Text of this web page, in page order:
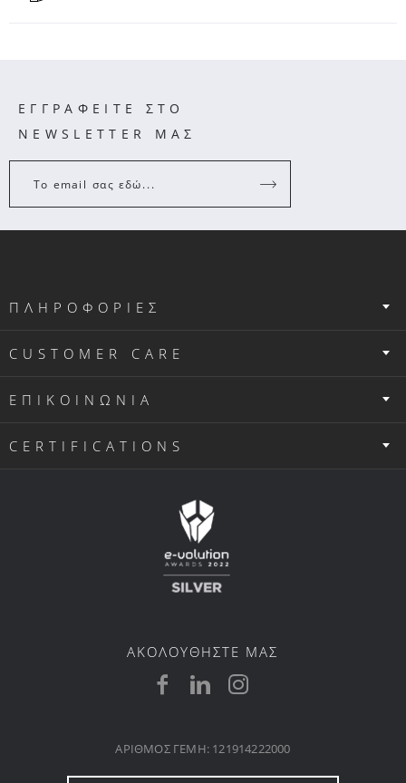
ΕΓΓΡΑΦΕΙΤΕ ΣΤΟ
NEWSLETTER ΜΑΣ
Το email σας εδώ...
ΠΛΗΡΟΦΟΡΙΕΣ
CUSTOMER CARE
ΕΠΙΚΟΙΝΩΝΙΑ
CERTIFICATIONS
ΑΚΟΛΟΥΘΗΣΤΕ ΜΑΣ
ΑΡΙΘΜΟΣ ΓΕΜΗ: 121914222000